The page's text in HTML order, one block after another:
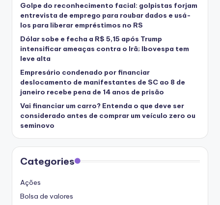
Golpe do reconhecimento facial: golpistas forjam
entrevista de emprego para roubar dados e usá-
los para liberar empréstimos no RS
Dólar sobe e fecha a R$ 5,15 após Trump
intensificar ameaças contra o Irã; Ibovespa tem
leve alta
Empresário condenado por financiar
deslocamento de manifestantes de SC ao 8 de
janeiro recebe pena de 14 anos de prisão
Vai financiar um carro? Entenda o que deve ser
considerado antes de comprar um veículo zero ou
seminovo
Categories
Ações
Bolsa de valores